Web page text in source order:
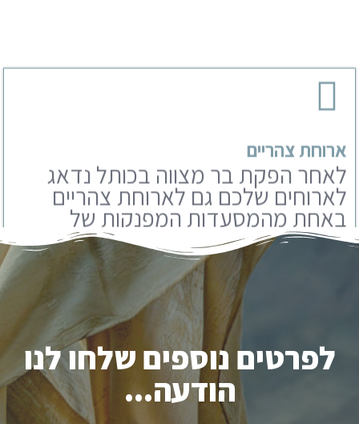
ארוחת צהריים
לאחר הפקת בר מצווה בכותל נדאג
לארוחים שלכם גם לארוחת צהריים
ירושלים. אנו עובדים עם מבחר
מסעדות שתוכלו לבחור מבניהם.
לפרטים נוספים שלחו לנו
הודעה...